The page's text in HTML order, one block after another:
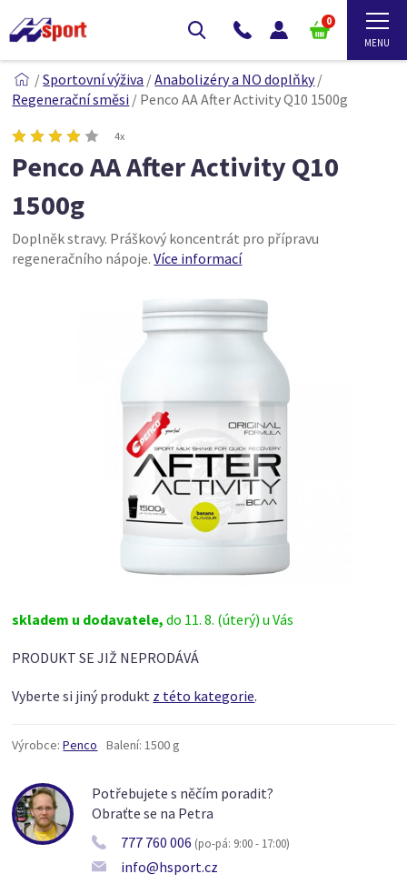
0
/Sportovní výživa /Anabolizéry a NO doplňky/
Regenerační směsi / Penco AA After Activity Q10 1500g
4x
Penco AA After Activity Q10
1500g
Doplněk stravy. Práškový koncentrát pro přípravu
regeneračního nápoje.Více informací
skladem u dodavatele,do 11. 8. (úterý) u Vás
PRODUKT SE JIŽ NEPRODÁVÁ
Vyberte si jiný produkt z této kategorie.
Výrobce: Penco Balení: 1500 g
Potřebujete s něčím poradit?
Obraťte se na Petra
777 760 006 (po-pá: 9:00 - 17:00)
info@hsport.cz